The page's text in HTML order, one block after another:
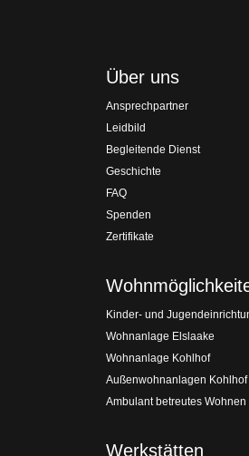
Über uns
Ansprechpartner
Leidbild
Begleitende Dienst
Geschichte
FAQ
Spenden
Zertifikate
Kinder- und
Wohnanlage Elslaake
Wohnanlage Kohlhof
Außenwohnanlagen
Ambulant betreutes Wohnen
Werkstätten